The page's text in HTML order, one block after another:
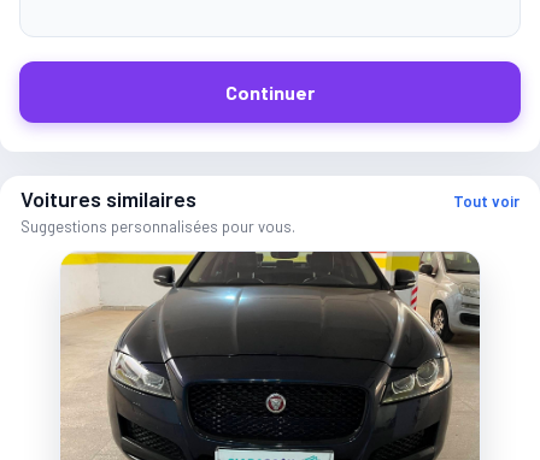
Continuer
Voitures similaires
Suggestions personnalisées pour vous.
Tout voir